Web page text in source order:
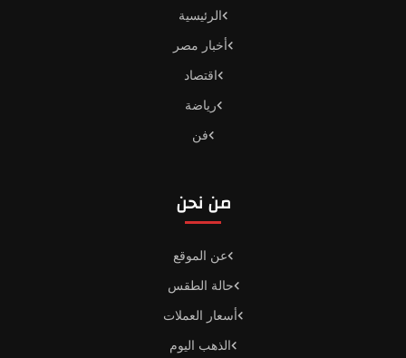
الرئيسية
أخبار مصر
اقتصاد
رياضة
فن
من نحن
عن الموقع
حالة الطقس
أسعار العملات
الذهب اليوم